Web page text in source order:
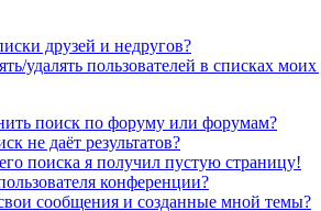
друзей и недругов?
удалять пользователей в списках
поиск по форуму или форумам?
не даёт результатов?
поиска я получил пустую страницу!
конференции?
сообщения и созданные мной темы?